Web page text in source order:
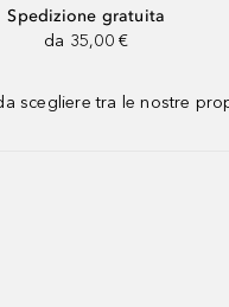
Spedizione gratuita
da 35,00 €
scegliere tra le nostre